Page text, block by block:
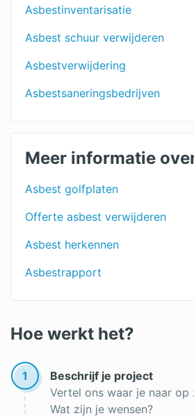
Asbestinventarisatie
Asbest schuur verwijderen
Asbestverwijdering
Asbestsaneringsbedrijven
Meer informatie
Asbest golfplaten
Offerte asbest verwijderen
Asbest herkennen
Asbestrapport
Hoe werkt het?
1
Beschrijf je project
Vertel ons waar je naar op
Wat zijn je wensen?